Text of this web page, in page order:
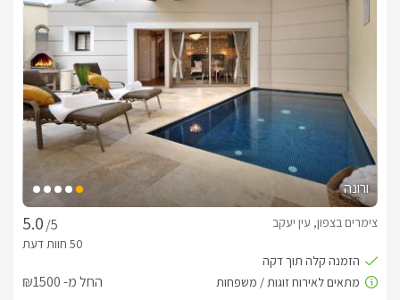
לצד המיטה פינת ישיבה עם שתי כורסאות מפנקות ורחבות בגווני
שמנת עם שולחן קפה קטן. עם אקססוריז רבים מיוחדים ועיצוב
חדיש וקלאסי בגוונים חמימים של לבן, שמנת וחום, ריצוף שיש
יוקרתי וריהוט תואם. לסוויטה מטבחון מאובזר עם מקרר, מיקרוגל,
ערכה להכנת קפה ותה, מכונת קפה איכותית וקפסולות. לצד
המטבחון תמצאו פינת אוכל נוחה לארבעה. בחדר הרחצה שירותים,
מקלחון עמידה, כיור מעוצב עם ארונית אחסון. שם גם יחכו לכם
מהסוויטה ישנו חלק מקורה עם פינות ישיבה וחלונות גדולים המחבר
את החוץ לפנים , היציאה למתחם הבריכה והספא הפרטיים.
אזור החוץ
אזור החוץ של הסוויטה פרטי וגדול במיוחד, עם פינת ישיבה נוחה ל4
ורונה
/5
צימרים בצפון, עין יעקב
החל מ- ₪1500